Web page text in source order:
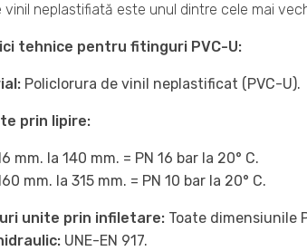
vinil neplastifiată este unul dintre cele mai
tehnice pentru fitinguri PVC-U:
Policlorura de vinil neplastificat (PVC-U).
prin lipire:
mm. la 140 mm. = PN 16 bar la 20° C.
mm. la 315 mm. = PN 10 bar la 20° C.
unite prin infiletare: Toate dimensiunile
UNE-EN 917.